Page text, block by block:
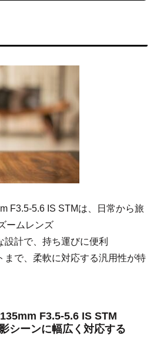
F3.5-5.6 IS STMは、日常から旅
ームレンズ
計で、持ち運びに便利
まで、柔軟に対応する汎用性が特
F3.5-5.6 IS STM
シーンに幅広く対応する